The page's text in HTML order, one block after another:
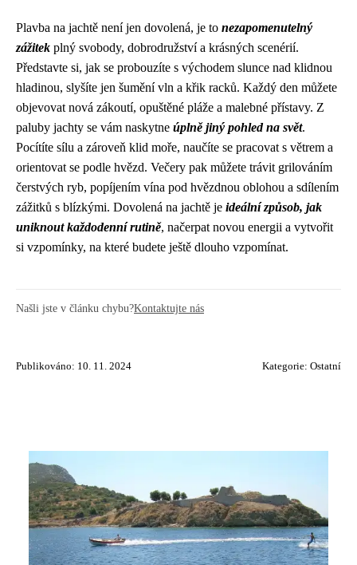
Plavba na jachtě není jen dovolená, je to nezapomenutelný
zážitek plný svobody, dobrodružství a krásných scenérií.
Představte si, jak se probouzíte s východem slunce nad klidnou
hladinou, slyšíte jen šumění vln a křik racků. Každý den můžete
objevovat nová zákoutí, opuštěné pláže a malebné přístavy. Z
paluby jachty se vám naskytne úplně jiný pohled na svět.
Pocítíte sílu a zároveň klid moře, naučíte se pracovat s větrem a
orientovat se podle hvězd. Večery pak můžete trávit grilováním
čerstvých ryb, popíjením vína pod hvězdnou oblohou a sdílením
zážitků s blízkými. Dovolená na jachtě je ideální způsob, jak
uniknout každodenní rutině, načerpat novou energii a vytvořit
si vzpomínky, na které budete ještě dlouho vzpomínat.
Našli jste v článku chybu?Kontaktujte nás
Publikováno: 10. 11. 2024 Kategorie: Ostatní